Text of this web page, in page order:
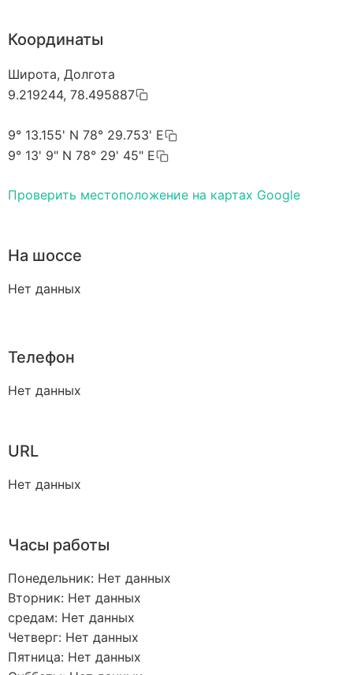
Координаты
Широта, Долгота
9.219244, 78.495887
9° 13.155' N 78° 29.753' E
9° 13' 9" N 78° 29' 45" E
Проверить местоположение на картах Google
На шоссе
Нет данных
Телефон
Нет данных
URL
Нет данных
Часы работы
Понедельник: Нет данных
Вторник: Нет данных
средам: Нет данных
Четверг: Нет данных
Пятница: Нет данных